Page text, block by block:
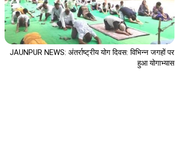
JAUNPUR NEWS: अंतर्राष्ट्रीय योग दिवस: विभिन्न जगहों पर
हुआ योगाभ्यास